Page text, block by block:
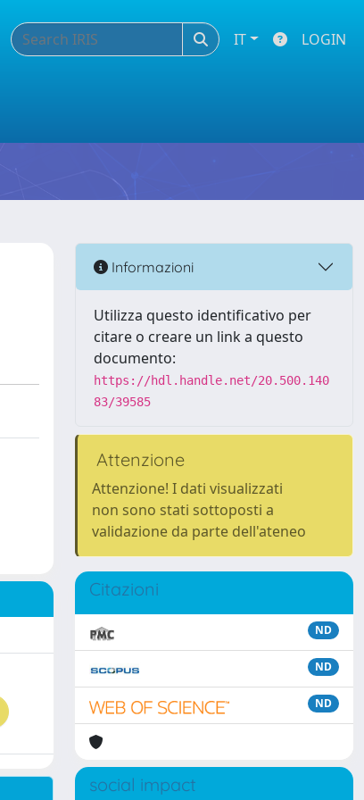
IT LOGIN
Informazioni
Utilizza questo identificativo per
citare o creare un link a questo
documento:
https://hdl.handle.net/20.500.140
83/39585
Attenzione
Attenzione! I dati visualizzati
non sono stati sottoposti a
validazione da parte dell'ateneo
Citazioni
ND
ND
ND
social impact